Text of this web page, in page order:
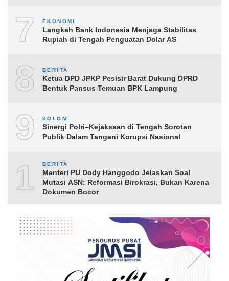
7 EKONOMI
Langkah Bank Indonesia Menjaga Stabilitas
Rupiah di Tengah Penguatan Dolar AS
8 BERITA
Ketua DPD JPKP Pesisir Barat Dukung DPRD
Bentuk Pansus Temuan BPK Lampung
9 KOLOM
Sinergi Polri–Kejaksaan di Tengah Sorotan
Publik Dalam Tangani Korupsi Nasional
10BERITA
Menteri PU Dody Hanggodo Jelaskan Soal
Mutasi ASN: Reformasi Birokrasi, Bukan Karena
Dokumen Bocor